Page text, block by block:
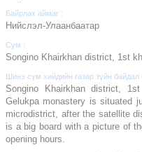
Байрлах аймаг :
Нийслэл-Улаанбаатар
Сум :
Songino Khairkhan district, 1st
Шинэ сүм хийдийн газар зүйн байдал
Songino Khairkhan district,
Gelukpa monastery is situated
microdistrict, after the satellite
is a big board with a picture of
opening hours.